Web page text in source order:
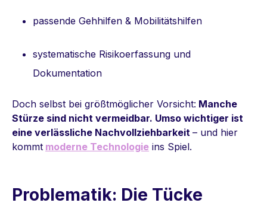
passende Gehhilfen & Mobilitätshilfen
systematische Risikoerfassung und
Dokumentation
Doch selbst bei größtmöglicher Vorsicht: Manche
Stürze sind nicht vermeidbar. Umso wichtiger ist
eine verlässliche Nachvollziehbarkeit – und hier
kommt moderne Technologie ins Spiel.
Problematik: Die Tücke